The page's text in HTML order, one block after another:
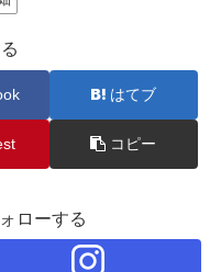
はてブ
コピー
ローする